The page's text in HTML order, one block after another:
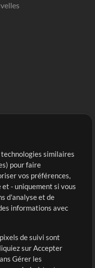
similaires
pour faire
vos préférences,
- uniquement si vous
d'analyse et de
informations avec
de suivi sont
sur Accepter
Gérer les